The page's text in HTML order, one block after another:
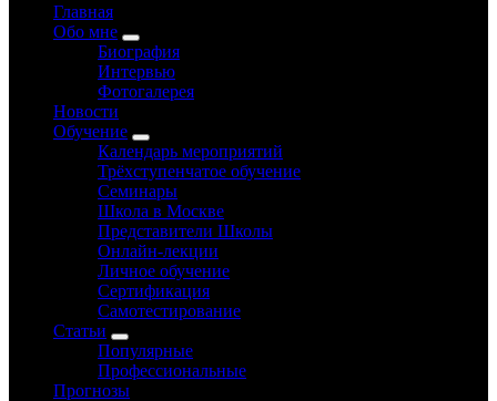
Главная
Обо мне
Биография
Интервью
Фотогалерея
Новости
Обучение
Календарь мероприятий
Трёхступенчатое обучение
Семинары
Школа в Москве
Представители Школы
Онлайн-лекции
Личное обучение
Сертификация
Самотестирование
Статьи
Популярные
Профессиональные
Прогнозы